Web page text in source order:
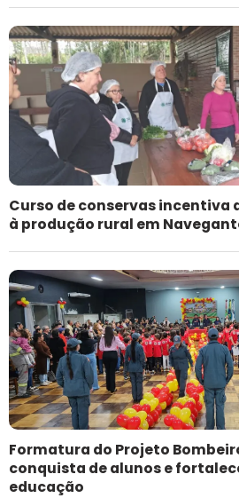
Curso de conservas incentiva
à produção rural em
Formatura do Projeto
conquista de alunos e
educação